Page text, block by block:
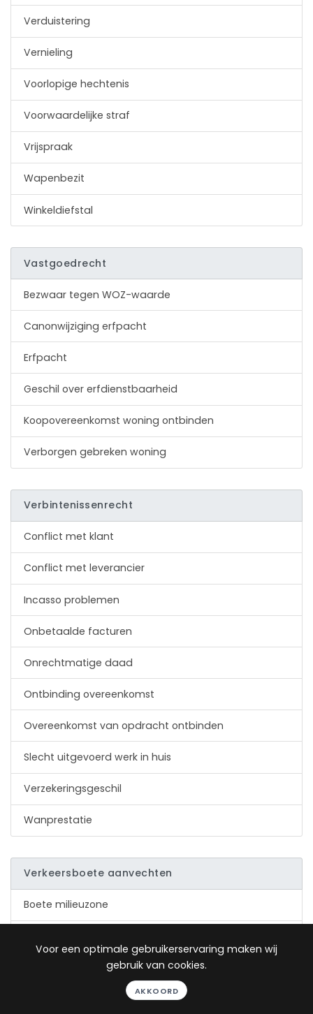
Verduistering
Vernieling
Voorlopige hechtenis
Voorwaardelijke straf
Vrijspraak
Wapenbezit
Winkeldiefstal
Vastgoedrecht
Bezwaar tegen WOZ-waarde
Canonwijziging erfpacht
Erfpacht
Geschil over erfdienstbaarheid
Koopovereenkomst woning ontbinden
Verborgen gebreken woning
Verbintenissenrecht
Conflict met klant
Conflict met leverancier
Incasso problemen
Onbetaalde facturen
Onrechtmatige daad
Ontbinding overeenkomst
Overeenkomst van opdracht ontbinden
Slecht uitgevoerd werk in huis
Verzekeringsgeschil
Wanprestatie
Verkeersboete aanvechten
Boete milieuzone
Boete telefoon auto
Boete voor te hard rijden
Voor een optimale gebruikerservaring maken wij
gebruik van cookies.
AKKOORD